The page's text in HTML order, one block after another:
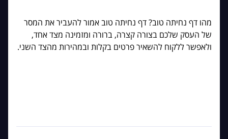
מהו דף נחיתה טוב? דף נחיתה טוב אמור להעביר את המסר
של העסק שלכם בצורה קצרה, ברורה ומזמינה מצד אחד,
ולאפשר ללקוח להשאיר פרטים בקלות ובמהירות מהצד השני.